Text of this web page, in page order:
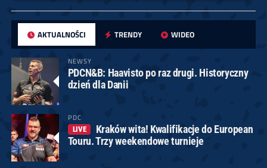
AKTUALNOŚCI TRENDY WIDEO
NEWSY
PDCN&B: Haavisto po raz drugi. Historyczny
dzień dla Danii
PDC
LIVE
Kraków wita! Kwalifikacje do European
Touru. Trzy weekendowe turnieje